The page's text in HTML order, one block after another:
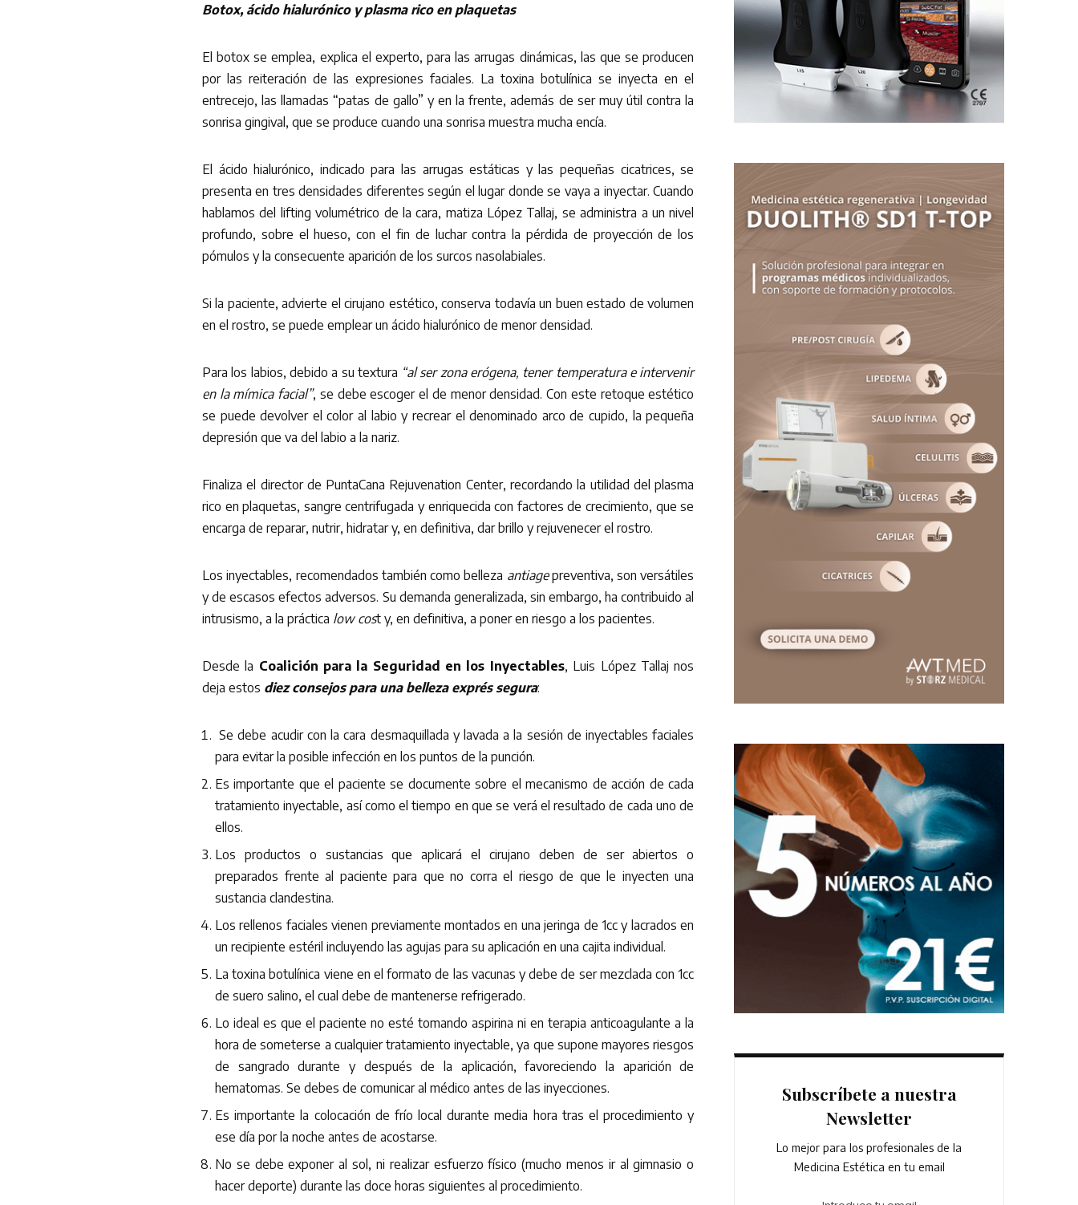
Botox, ácido hialurónico y plasma rico en plaquetas
El botox se emplea, explica el experto, para las arrugas dinámicas, las que se producen
por las reiteración de las expresiones faciales. La toxina botulínica se inyecta en el
entrecejo, las llamadas “patas de gallo” y en la frente, además de ser muy útil contra la
sonrisa gingival, que se produce cuando una sonrisa muestra mucha encía.
El ácido hialurónico, indicado para las arrugas estáticas y las pequeñas cicatrices, se
presenta en tres densidades diferentes según el lugar donde se vaya a inyectar. Cuando
hablamos del lifting volumétrico de la cara, matiza López Tallaj, se administra a un nivel
profundo, sobre el hueso, con el fin de luchar contra la pérdida de proyección de los
pómulos y la consecuente aparición de los surcos nasolabiales.
Si la paciente, advierte el cirujano estético, conserva todavía un buen estado de volumen
en el rostro, se puede emplear un ácido hialurónico de menor densidad.
Para los labios, debido a su textura “al ser zona erógena, tener temperatura e intervenir
en la mímica facial”, se debe escoger el de menor densidad. Con este retoque estético
se puede devolver el color al labio y recrear el denominado arco de cupido, la pequeña
depresión que va del labio a la nariz.
Finaliza el director de PuntaCana Rejuvenation Center, recordando la utilidad del plasma
rico en plaquetas, sangre centrifugada y enriquecida con factores de crecimiento, que se
encarga de reparar, nutrir, hidratar y, en definitiva, dar brillo y rejuvenecer el rostro.
Los inyectables, recomendados también como belleza antiagepreventiva, son versátiles
y de escasos efectos adversos. Su demanda generalizada, sin embargo, ha contribuido al
intrusismo, a la práctica low cost y, en definitiva, a poner en riesgo a los pacientes.
Desde la Coalición para la Seguridad en los Inyectables, Luis López Tallaj nos
deja estos diez consejos para una belleza exprés segura:
Se debe acudir con la cara desmaquillada y lavada a la sesión de inyectables faciales
para evitar la posible infección en los puntos de la punción.
Es importante que el paciente se documente sobre el mecanismo de acción de cada
tratamiento inyectable, así como el tiempo en que se verá el resultado de cada uno de
ellos.
Los productos o sustancias que aplicará el cirujano deben de ser abiertos o
preparados frente al paciente para que no corra el riesgo de que le inyecten una
sustancia clandestina.
Los rellenos faciales vienen previamente montados en una jeringa de 1cc y lacrados en
un recipiente estéril incluyendo las agujas para su aplicación en una cajita individual.
La toxina botulínica viene en el formato de las vacunas y debe de ser mezclada con 1cc
de suero salino, el cual debe de mantenerse refrigerado.
Lo ideal es que el paciente no esté tomando aspirina ni en terapia anticoagulante a la
hora de someterse a cualquier tratamiento inyectable, ya que supone mayores riesgos
de sangrado durante y después de la aplicación, favoreciendo la aparición de
hematomas. Se debes de comunicar al médico antes de las inyecciones.
Es importante la colocación de frío local durante media hora tras el procedimiento y
ese día por la noche antes de acostarse.
No se debe exponer al sol, ni realizar esfuerzo físico (mucho menos ir al gimnasio o
hacer deporte) durante las doce horas siguientes al procedimiento.
Subscríbete a nuestra
Newsletter
Lo mejor para los profesionales de la
Medicina Estética en tu email